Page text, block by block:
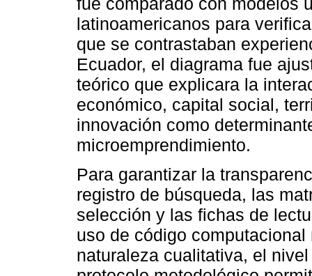
latinoamericanos para
que se contrastaban
Ecuador, el diagrama fue
teórico que explicara la
económico, capital social,
innovación como
microemprendimiento.
Para garantizar la
registro de búsqueda, las
selección y las fichas de
uso de código
naturaleza cualitativa, el